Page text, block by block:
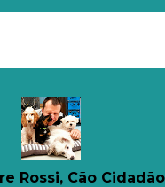
Rossi, Cão Cidadão